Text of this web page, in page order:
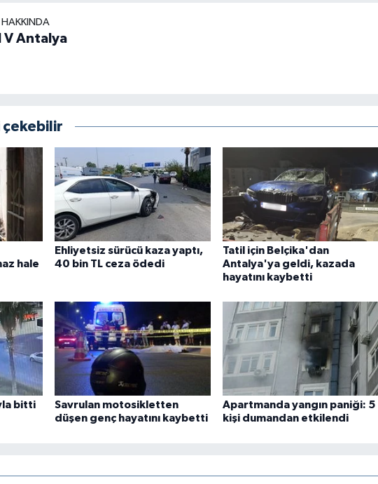
HAKKINDA
V Antalya
çekebilir
hale
Ehliyetsiz sürücü kaza yaptı,
40 bin TL ceza ödedi
Tatil için Belçika'dan
Antalya'ya geldi, kazada
hayatını kaybetti
bitti
Savrulan motosikletten
düşen genç hayatını kaybetti
Apartmanda yangın paniği: 5
kişi dumandan etkilendi